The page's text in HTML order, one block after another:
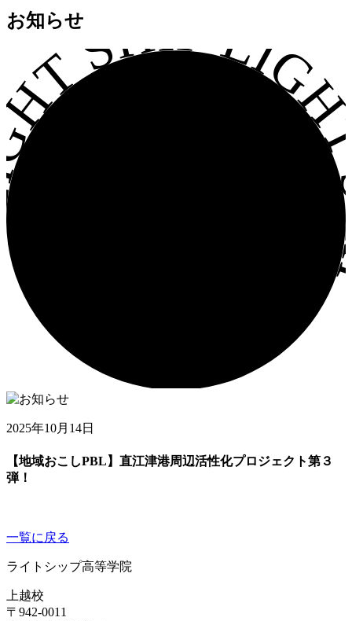
お知らせSHIP
2025年10月14日
【地域おこしPBL】直江津港周辺活性化プロジェクト第３
弾！
一覧に戻る
ライトシップ高等学院
上越校
〒942-0011